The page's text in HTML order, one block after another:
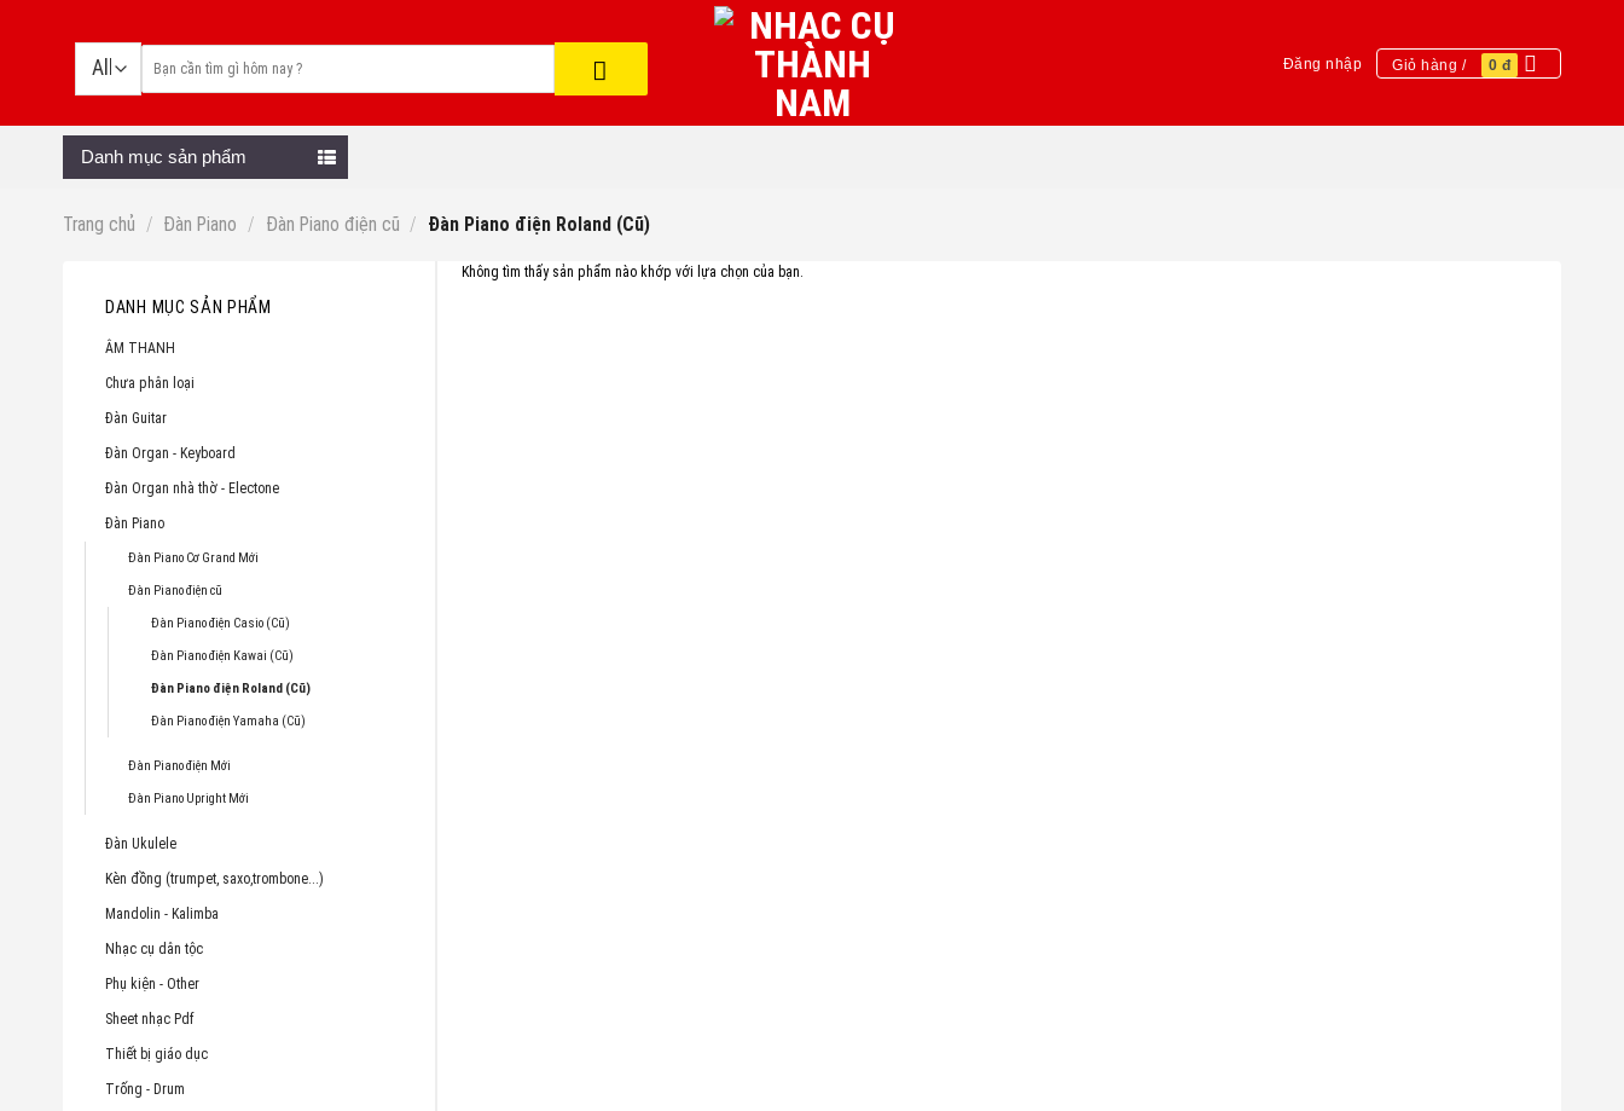
Đăng nhập Giỏ hàng / 0 đ
Danh mục sản phẩm
Trang chủ / Đàn Piano / Đàn Piano điện cũ / Đàn Piano điện Roland (Cũ)
DANH MỤC SẢN PHẨM
ÂM THANH
Chưa phân loại
Đàn Guitar
Đàn Organ - Keyboard
Đàn Organ nhà thờ - Electone
Đàn Piano
Đàn Piano Cơ Grand Mới
Đàn Piano điện cũ
Đàn Piano điện Casio (Cũ)
Đàn Piano điện Kawai (Cũ)
Đàn Piano điện Roland (Cũ)
Đàn Piano điện Yamaha (Cũ)
Đàn Piano điện Mới
Đàn Piano Upright Mới
Đàn Ukulele
Kèn đồng (trumpet, saxo,trombone...)
Mandolin - Kalimba
Nhạc cụ dân tộc
Phụ kiện - Other
Sheet nhạc Pdf
Thiết bị giáo dục
Trống - Drum
Không tìm thấy sản phẩm nào khớp với lựa chọn của bạn.